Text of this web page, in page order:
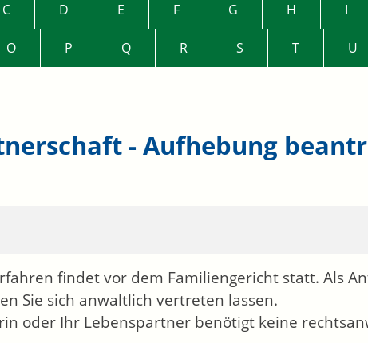
C D E F G H I
O P Q R S T U
- Aufhebung
findet vor dem Familiengericht statt. Als
Sie sich anwaltlich vertreten lassen.
oder Ihr Lebenspartner benötigt keine